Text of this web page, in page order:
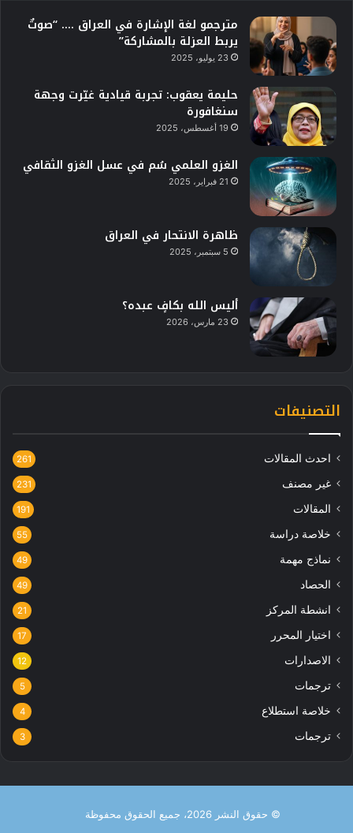
مترجمو لغة الإشارة في العراق …. “صوتٌ
يربط العزلة بالمشاركة”
23 يوليو، 2025
حليمة يعقوب: تجربة قيادية غيّرت وجهة
سنغافورة
19 أغسطس، 2025
الغزو العلمي سُم في عسل الغزو الثقافي
21 فبراير، 2025
ظاهرة الانتحار في العراق
5 سبتمبر، 2025
أليس الله بكافٍ عبده؟
23 مارس، 2026
التصنيفات
احدث المقالات 261
غير مصنف 231
المقالات 191
خلاصة دراسة 55
نماذج مهمة 49
الحصاد 49
انشطة المركز 21
اختيار المحرر 17
الاصدارات 12
ترجمات 5
خلاصة استطلاع 4
ترجمات 3
© حقوق النشر 2026، جميع الحقوق محفوظة